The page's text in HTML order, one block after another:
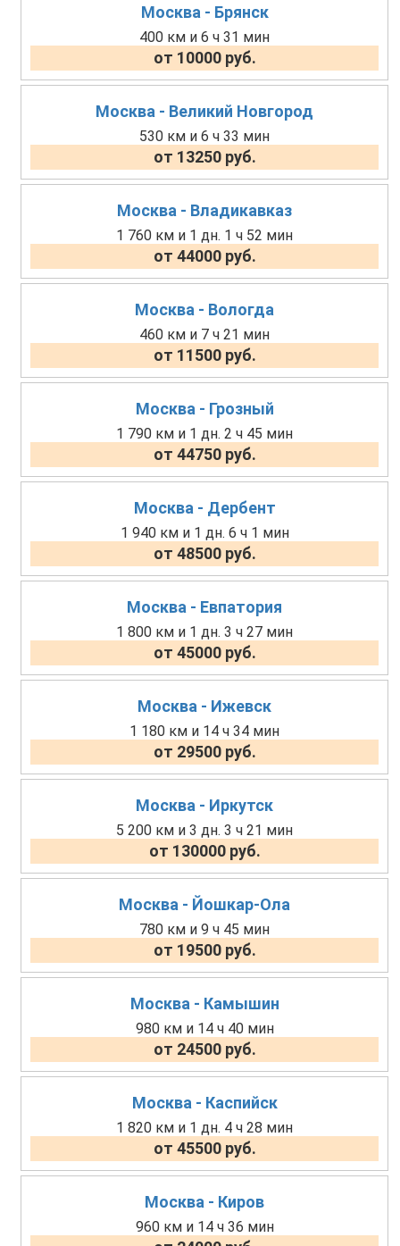
Москва - Брянск
400 км и 6 ч 31 мин
от 10000 руб.
Москва - Великий Новгород
530 км и 6 ч 33 мин
от 13250 руб.
Москва - Владикавказ
1 760 км и 1 дн. 1 ч 52 мин
от 44000 руб.
Москва - Вологда
460 км и 7 ч 21 мин
от 11500 руб.
Москва - Грозный
1 790 км и 1 дн. 2 ч 45 мин
от 44750 руб.
Москва - Дербент
1 940 км и 1 дн. 6 ч 1 мин
от 48500 руб.
Москва - Евпатория
1 800 км и 1 дн. 3 ч 27 мин
от 45000 руб.
Москва - Ижевск
1 180 км и 14 ч 34 мин
от 29500 руб.
Москва - Иркутск
5 200 км и 3 дн. 3 ч 21 мин
от 130000 руб.
Москва - Йошкар-Ола
780 км и 9 ч 45 мин
от 19500 руб.
Москва - Камышин
980 км и 14 ч 40 мин
от 24500 руб.
Москва - Каспийск
1 820 км и 1 дн. 4 ч 28 мин
от 45500 руб.
Москва - Киров
960 км и 14 ч 36 мин